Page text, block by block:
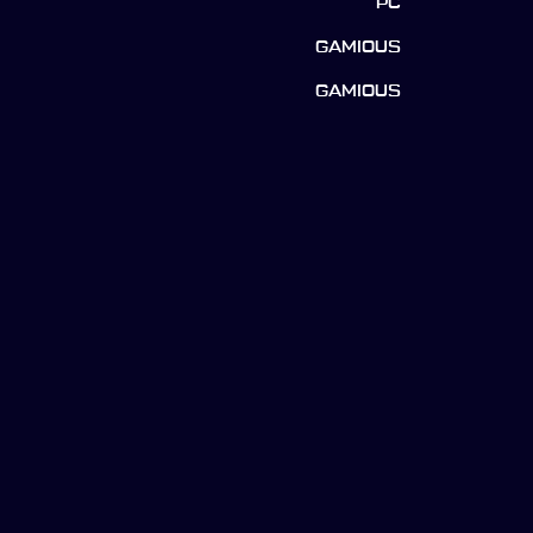
PC
GAMIOUS
GAMIOUS